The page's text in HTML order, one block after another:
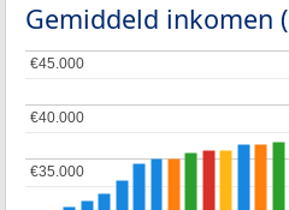
Gemiddeld inkomen
€35.000
€35.000
€40.000
€40.000
€45.000
€45.000